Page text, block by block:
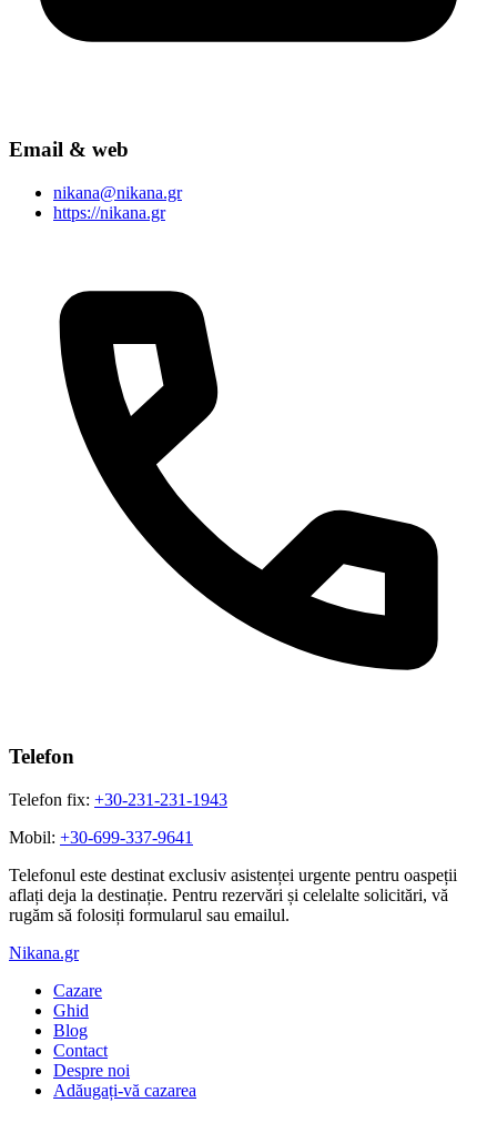
Email & web
nikana@nikana.gr
https://nikana.gr
Telefon
Telefon fix: +30-231-231-1943
Mobil: +30-699-337-9641
Telefonul este destinat exclusiv asistenței urgente pentru oaspeții
aflați deja la destinație. Pentru rezervări și celelalte solicitări, vă
rugăm să folosiți formularul sau emailul.
Nikana.gr
Cazare
Ghid
Blog
Contact
Despre noi
Adăugați-vă cazarea